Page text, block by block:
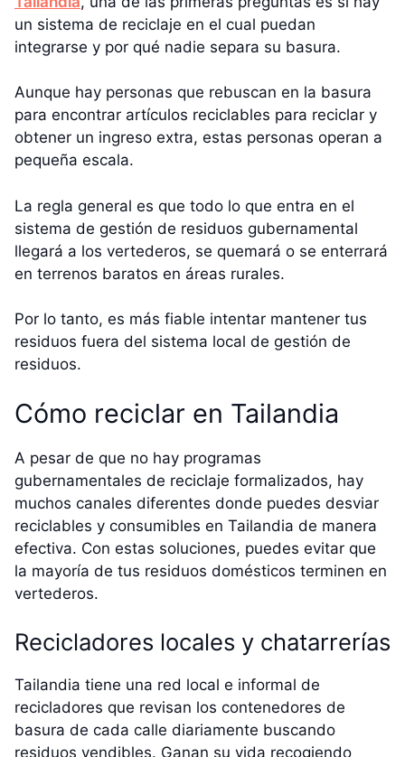
un sistema de reciclaje en el cual puedan
integrarse y por qué nadie separa su basura.
Aunque hay personas que rebuscan en la basura
para encontrar artículos reciclables para reciclar y
obtener un ingreso extra, estas personas operan a
pequeña escala.
La regla general es que todo lo que entra en el
sistema de gestión de residuos gubernamental
llegará a los vertederos, se quemará o se enterrará
en terrenos baratos en áreas rurales.
Por lo tanto, es más fiable intentar mantener tus
residuos fuera del sistema local de gestión de
residuos.
Cómo reciclar en Tailandia
A pesar de que no hay programas
gubernamentales de reciclaje formalizados, hay
muchos canales diferentes donde puedes desviar
reciclables y consumibles en Tailandia de manera
efectiva. Con estas soluciones, puedes evitar que
la mayoría de tus residuos domésticos terminen en
vertederos.
Recicladores locales y chatarrerías
Tailandia tiene una red local e informal de
recicladores que revisan los contenedores de
basura de cada calle diariamente buscando
residuos vendibles. Ganan su vida recogiendo